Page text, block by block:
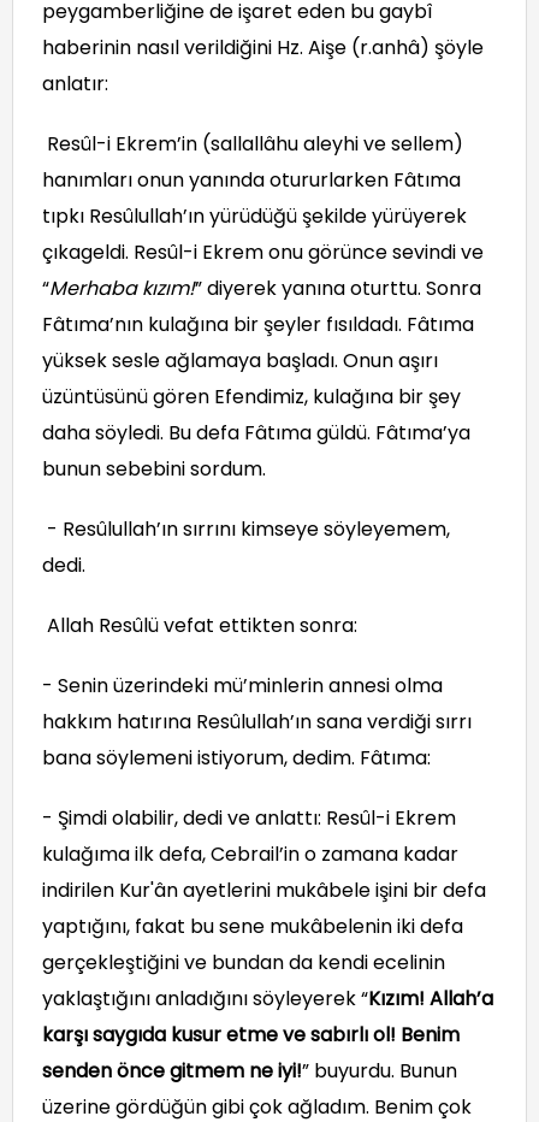
peygamberliğine de işaret eden bu gaybî
haberinin nasıl verildiğini Hz. Aişe (r.anhâ) şöyle
anlatır:
Resûl-i Ekrem’in (sallallâhu aleyhi ve sellem)
hanımları onun yanında otururlarken Fâtıma
tıpkı Resûlullah’ın yürüdüğü şekilde yürüyerek
çıkageldi. Resûl-i Ekrem onu görünce sevindi ve
“Merhaba kızım!” diyerek yanına oturttu. Sonra
Fâtıma’nın kulağına bir şeyler fısıldadı. Fâtıma
yüksek sesle ağlamaya başladı. Onun aşırı
üzüntüsünü gören Efendimiz, kulağına bir şey
daha söyledi. Bu defa Fâtıma güldü. Fâtıma’ya
bunun sebebini sordum.
- Resûlullah’ın sırrını kimseye söyleyemem,
dedi.
Allah Resûlü vefat ettikten sonra:
- Senin üzerindeki mü’minlerin annesi olma
hakkım hatırına Resûlullah’ın sana verdiği sırrı
bana söylemeni istiyorum, dedim. Fâtıma:
- Şimdi olabilir, dedi ve anlattı: Resûl-i Ekrem
kulağıma ilk defa, Cebrail’in o zamana kadar
indirilen Kur'ân ayetlerini mukâbele işini bir defa
yaptığını, fakat bu sene mukâbelenin iki defa
gerçekleştiğini ve bundan da kendi ecelinin
yaklaştığını anladığını söyleyerek “Kızım! Allah’a
karşı saygıda kusur etme ve sabırlı ol! Benim
senden önce gitmem ne iyi!” buyurdu. Bunun
üzerine gördüğün gibi çok ağladım. Benim çok